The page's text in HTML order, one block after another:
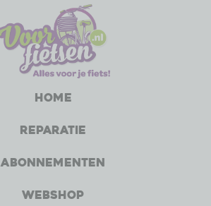
Home
Reparatie
Abonnementen
Webshop